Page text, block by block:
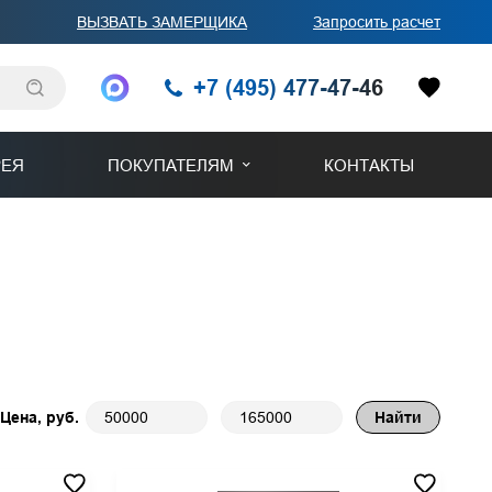
ВЫЗВАТЬ ЗАМЕРЩИКА Запросить расчет
+7 (495) 477-47-46
ПОКУПАТЕЛЯМ КОНТАКТЫ
Цена, руб. Найти